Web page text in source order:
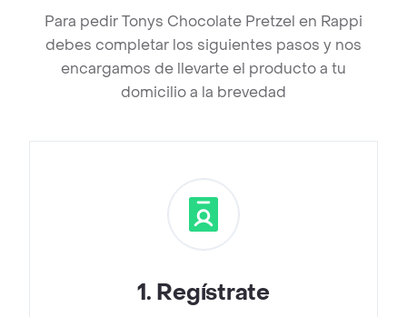
Para pedir Tonys Chocolate Pretzel en Rappi
debes completar los siguientes pasos y nos
encargamos de llevarte el producto a tu
domicilio a la brevedad
1. Regístrate